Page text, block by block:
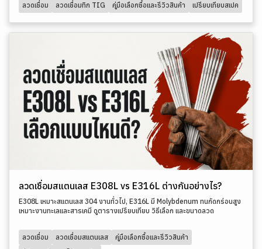
ลวดเชื่อม ลวดเชื่อมทิก TIG คู่มือเลือกซื้อและรีวิวสินค้า เปรียบเทียบสเปค
ลวดเชื่อมสแตนเลส E308L vs E316L ต่างกันอย่างไร?
E308L เหมาะสแตนเลส 304 งานทั่วไป, E316L มี Molybdenum ทนกัดกร่อนสูง
เหมาะงานทะเลและสารเคมี ดูตารางเปรียบเทียบ วิธีเลือก และขนาดลวด
ลวดเชื่อม ลวดเชื่อมสแตนเลส
คู่มือเลือกซื้อและรีวิวสินค้า